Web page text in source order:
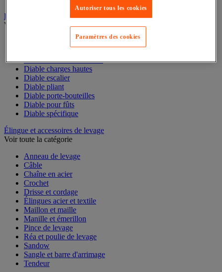
Diable
Voir toute la catégorie
Accessoires pour diable
Diable aluminium et inox
Diable charges hautes
Diable escalier
Diable pliant
Diable porte-bouteilles
Diable pour fûts
Diable spécifique
Élingue et accessoires de levage
Voir toute la catégorie
Anneau de levage
Câble
Chaîne en acier
Crochet
Drisse et cordage
Élingues acier et textile
Maillon et maille
Manille et émerillon
Pince de levage
Réa et poulie de levage
Sandow
Sangle et barre d'arrimage
Tendeur
Autoriser tous les cookies
Paramètres des cookies